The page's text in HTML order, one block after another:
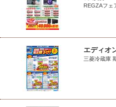
REGZAフェ
エディオ
三菱冷蔵庫